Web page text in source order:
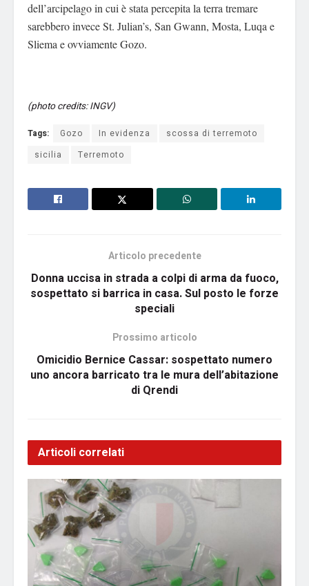
dell’arcipelago in cui è stata percepita la terra tremare
sarebbero invece St. Julian’s, San Gwann, Mosta, Luqa e
Sliema e ovviamente Gozo.
(photo credits: INGV)
Tags: Gozo In evidenza
scossa di terremoto
sicilia
Terremoto
Articolo precedente
Donna uccisa in strada a colpi di arma da fuoco,
sospettato si barrica in casa. Sul posto le forze
speciali
Prossimo articolo
Omicidio Bernice Cassar: sospettato numero
uno ancora barricato tra le mura dell’abitazione
di Qrendi
Articoli correlati